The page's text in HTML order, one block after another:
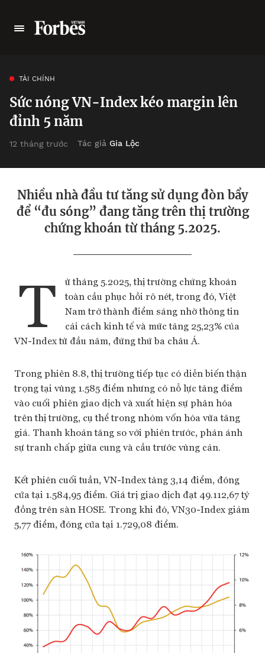
TÀI CHÍNH
Sức nóng VN-Index kéo margin lên
đỉnh 5 năm
12 tháng trước Tác giả Gia Lộc
Nhiều nhà đầu tư tăng sử dụng đòn bẩy
để “đu sóng” đang tăng trên thị trường
chứng khoán từ tháng 5.2025.
T
ừ tháng 5.2025, thị trường chứng khoán
toàn cầu phục hồi rõ nét, trong đó, Việt
Nam trở thành điểm sáng nhờ thông tin
cải cách kinh tế và mức tăng 25,23% của
VN-Index từ đầu năm, đứng thứ ba châu Á.
Trong phiên 8.8, thị trường tiếp tục có diễn biến thận
trọng tại vùng 1.585 điểm nhưng có nỗ lực tăng điểm
vào cuối phiên giao dịch và xuất hiện sự phân hóa
trên thị trường, cụ thể trong nhóm vốn hóa vừa tăng
giá. Thanh khoản tăng so với phiên trước, phản ánh
sự tranh chấp giữa cung và cầu trước vùng cản.
Kết phiên cuối tuần, VN-Index tăng 3,14 điểm, đóng
cửa tại 1.584,95 điểm. Giá trị giao dịch đạt 49.112,67 tỷ
đồng trên sàn HOSE. Trong khi đó, VN30-Index giảm
5,77 điểm, đóng cửa tại 1.729,08 điểm.